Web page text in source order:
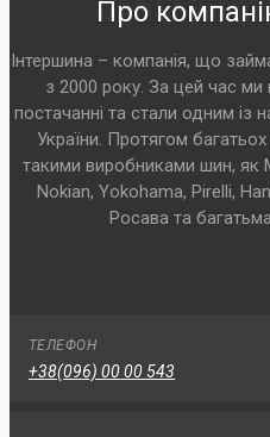
Про
Інтершина – компанія, що
з 2000 року. За цей час ми
постачанні та стали одним із
України. Протягом багатьох
такими виробниками шин, як
Nokian, Yokohama, Pirelli,
Росава та
ТЕЛЕФОН
+38(096) 00 00 543